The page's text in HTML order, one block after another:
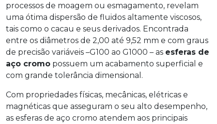
processos de moagem ou esmagamento, revelam
uma ótima dispersão de fluidos altamente viscosos,
tais como o cacau e seus derivados. Encontrada
entre os diâmetros de 2,00 até 9,52 mm e com graus
de precisão variáveis –G100 ao G1000 – as esferas de
aço cromo possuem um acabamento superficial e
com grande tolerância dimensional.
Com propriedades físicas, mecânicas, elétricas e
magnéticas que asseguram o seu alto desempenho,
as esferas de aço cromo atendem aos principais